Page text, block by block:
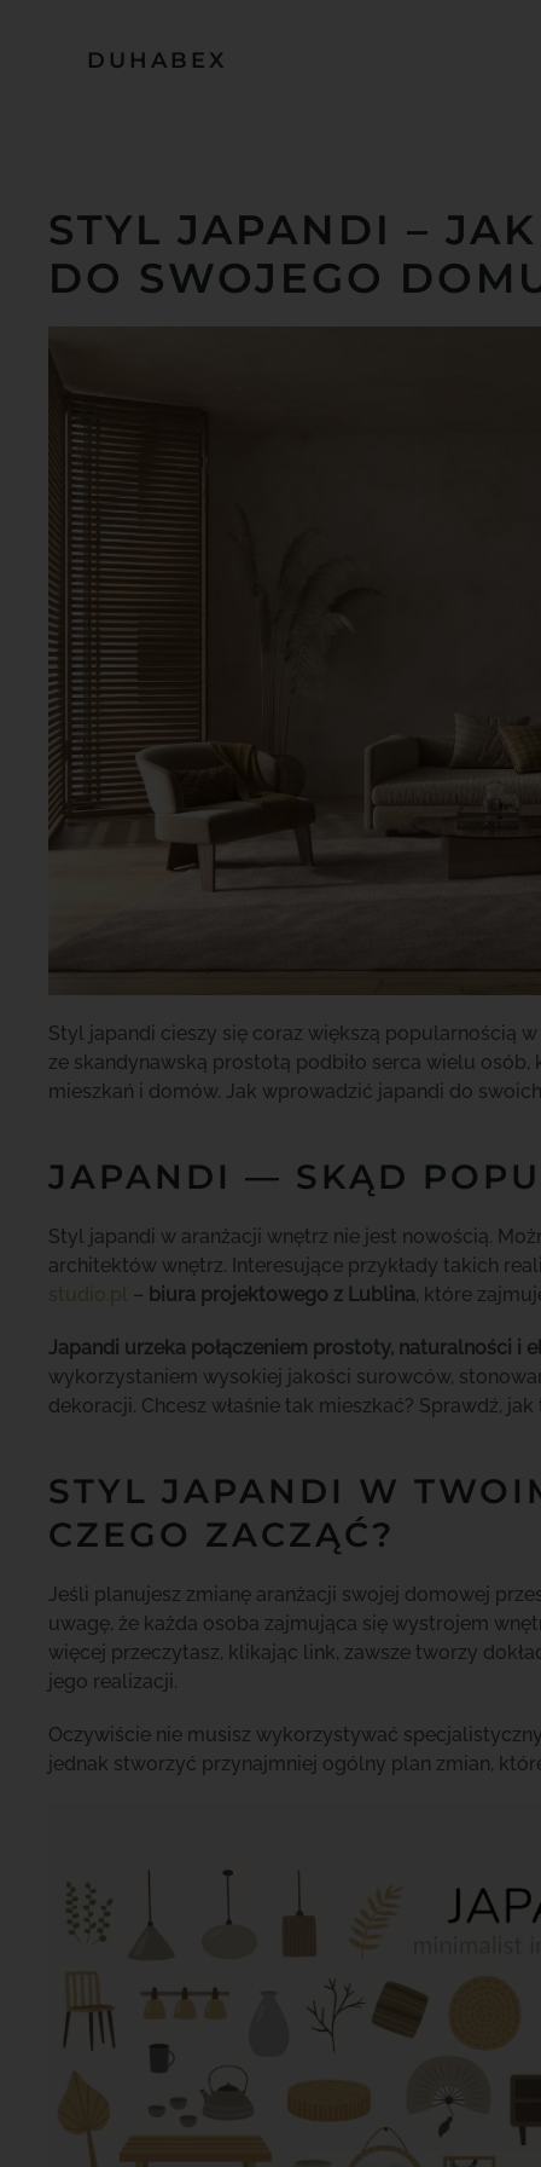
Przejdź do treści głównej
DUHABEX
STYL JAPANDI –
DO SWOJEGO
Styl japandi cieszy się coraz większą popularnością
ze skandynawską prostotą podbiło serca wielu
mieszkań i domów. Jak wprowadzić japandi do
JAPANDI — SKĄD
Styl japandi w aranżacji wnętrz nie jest nowością.
architektów wnętrz. Interesujące przykłady takich
studio.pl – biura projektowego z Lublina, które
Japandi urzeka połączeniem prostoty, naturalności i
wykorzystaniem wysokiej jakości surowców,
dekoracji. Chcesz właśnie tak mieszkać? Sprawdź,
STYL JAPANDI W
CZEGO ZACZĄĆ?
Jeśli planujesz zmianę aranżacji swojej domowej
uwagę, że każda osoba zajmująca się wystrojem
więcej przeczytasz, klikając link, zawsze tworzy
jego realizacji.
Oczywiście nie musisz wykorzystywać
jednak stworzyć przynajmniej ogólny plan zmian,